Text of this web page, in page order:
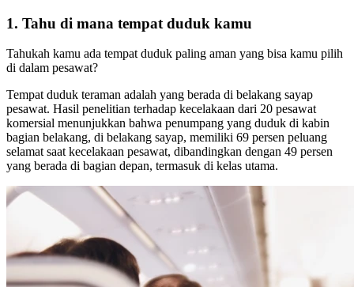
1. Tahu di mana tempat duduk kamu
Tahukah kamu ada tempat duduk paling aman yang bisa kamu pilih
di dalam pesawat?
Tempat duduk teraman adalah yang berada di belakang sayap
pesawat. Hasil penelitian terhadap kecelakaan dari 20 pesawat
komersial menunjukkan bahwa penumpang yang duduk di kabin
bagian belakang, di belakang sayap, memiliki 69 persen peluang
selamat saat kecelakaan pesawat, dibandingkan dengan 49 persen
yang berada di bagian depan, termasuk di kelas utama.